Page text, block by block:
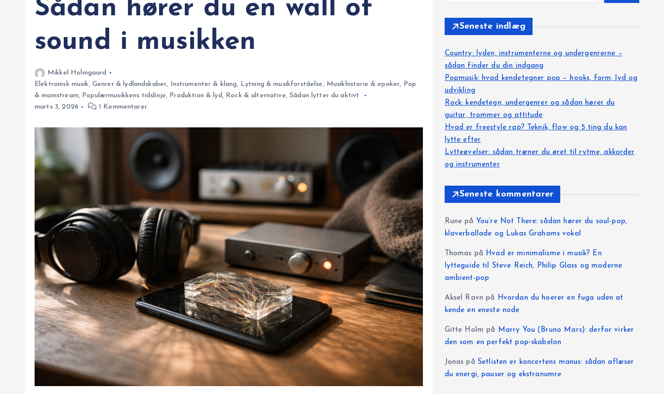
Sådan hører du en wall of
sound i musikken
Mikkel Holmgaard
Elektronisk musik, Genrer & lydlandskaber, Instrumenter & klang, Lytning & musikforståelse, Musikhistorie & epoker, Pop
& mainstream, Populærmusikkens tidslinje, Produktion & lyd, Rock & alternative,Sådan lytter du aktivt
marts 3, 2026
1 Kommentarer
Seneste indlæg
Country: lyden, instrumenterne og undergenrerne –
sådan finder du din indgang
Popmusik: hvad kendetegner pop – hooks, form, lyd og
udvikling
Rock: kendetegn, undergenrer og sådan hører du
guitar, trommer og attitude
Hvad er freestyle rap? Teknik, flow og 5 ting du kan
lytte efter
Lytteøvelser: sådan træner du øret til rytme, akkorder
og instrumenter
Seneste kommentarer
Rune på You’re Not There: sådan hører du soul-pop,
klaverballade og Lukas Grahams vokal
Thomas på Hvad er minimalisme i musik? En
lytteguide til Steve Reich, Philip Glass og moderne
ambient-pop
Aksel Ravn på Hvordan du hoerer en fuga uden at
kende en eneste node
Gitte Holm på Marry You (Bruno Mars): derfor virker
den som en perfekt pop‑skabelon
Jonas på Setlisten er koncertens manus: sådan aflæser
du energi, pauser og ekstranumre